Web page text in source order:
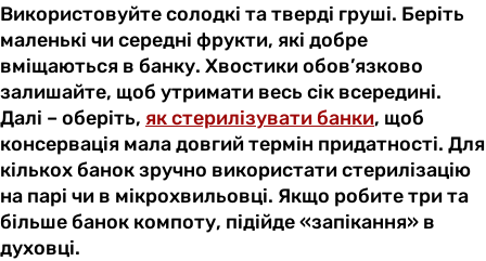
Використовуйте солодкі та тверді груші. Беріть
маленькі чи середні фрукти, які добре
вміщаються в банку. Хвостики обов’язково
залишайте, щоб утримати весь сік всередині.
Далі – оберіть, як стерилізувати банки, щоб
консервація мала довгий термін придатності. Для
кількох банок зручно використати стерилізацію
на парі чи в мікрохвильовці. Якщо робите три та
більше банок компоту, підійде «запікання» в
духовці.